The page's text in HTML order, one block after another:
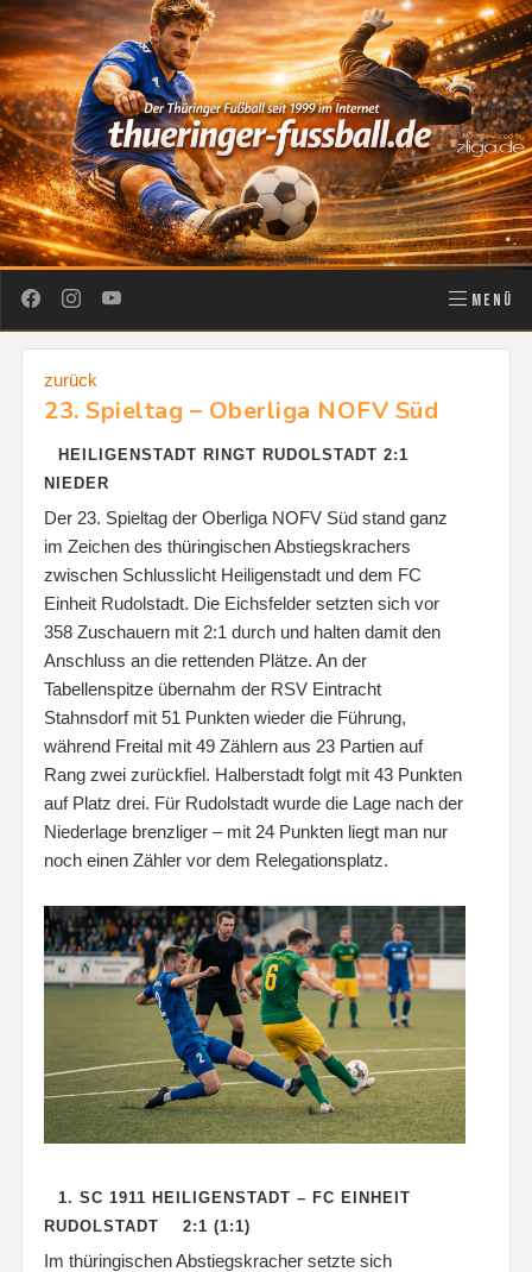
MENÜ
zurück
23. Spieltag – Oberliga NOFV Süd
HEILIGENSTADT RINGT RUDOLSTADT 2:1
NIEDER
Der 23. Spieltag der Oberliga NOFV Süd stand ganz
im Zeichen des thüringischen Abstiegskrachers
zwischen Schlusslicht Heiligenstadt und dem FC
Einheit Rudolstadt. Die Eichsfelder setzten sich vor
358 Zuschauern mit 2:1 durch und halten damit den
Anschluss an die rettenden Plätze. An der
Tabellenspitze übernahm der RSV Eintracht
Stahnsdorf mit 51 Punkten wieder die Führung,
während Freital mit 49 Zählern aus 23 Partien auf
Rang zwei zurückfiel. Halberstadt folgt mit 43 Punkten
auf Platz drei. Für Rudolstadt wurde die Lage nach der
Niederlage brenzliger – mit 24 Punkten liegt man nur
noch einen Zähler vor dem Relegationsplatz.
1. SC 1911 HEILIGENSTADT – FC EINHEIT
RUDOLSTADT 2:1 (1:1)
Im thüringischen Abstiegskracher setzte sich